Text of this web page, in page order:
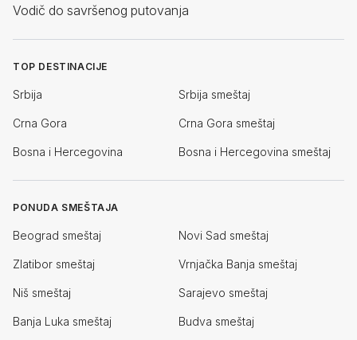
Vodič do savršenog putovanja
TOP DESTINACIJE
Srbija Srbija smeštaj
Crna Gora Crna Gora smeštaj
Bosna i Hercegovina Bosna i Hercegovina smeštaj
PONUDA SMEŠTAJA
Beograd smeštaj Novi Sad smeštaj
Zlatibor smeštaj Vrnjačka Banja smeštaj
Niš smeštaj Sarajevo smeštaj
Banja Luka smeštaj Budva smeštaj